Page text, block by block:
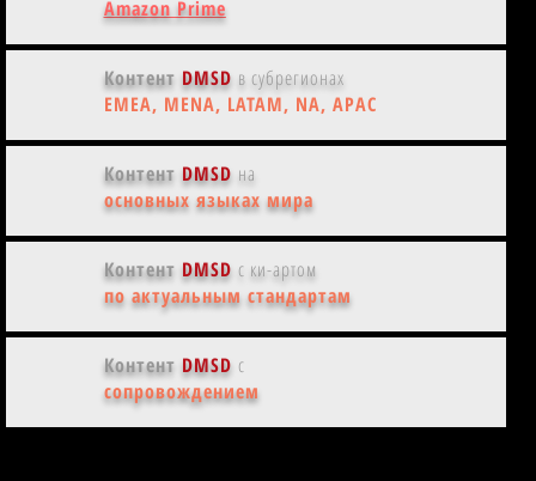
Amazon Prime
Контент DMSD в субрегионах
EMEA, MENA, LATAM, NA, APAC
Контент DMSD на
основных языках мира
Контент DMSD с ки-артом
по актуальным стандартам
Контент DMSD с
сопровождением